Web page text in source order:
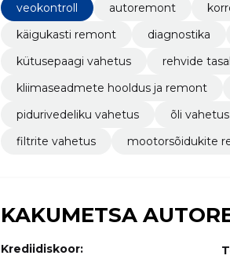
veokontroll
autoremont
käigukasti remont
diagnostika
kütusepaagi vahetus
rehvide
kliimaseadmete hooldus ja remont
pidurivedeliku vahetus
õli vahetus
filtrite vahetus
mootorsõidukite
KAKUMETSA
Krediidiskoor: